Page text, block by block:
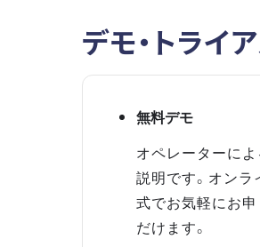
デモ・トライ
無料デモ
オペレーターに
説明です。オンラ
式でお気軽にお
だけます。